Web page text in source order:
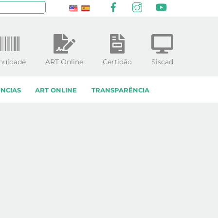
ART ONLINE TRANSPARÊNCIA
ART Online Certidão Siscad